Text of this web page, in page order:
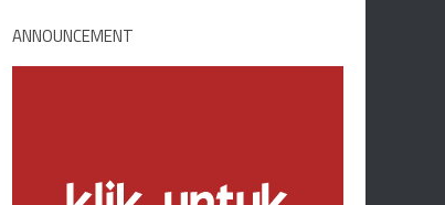
ANNOUNCEMENT